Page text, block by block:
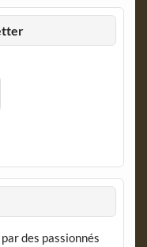
des passionnés